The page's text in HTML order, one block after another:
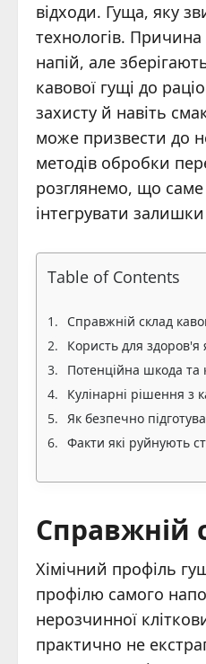
відходи. Гуща, яку
технологів.
напій, але
кавової гущі до
захисту й навіть
може призвести до
методів обробки
розглянемо, що
інтегрувати
Table of Contents
Справжній склад
Користь для здоров'я
Потенційна шкода
Кулінарні рішення з
Як безпечно
Факти які руйнують
Справжній
Хімічний профіль
профілю самого
нерозчинної
практично не